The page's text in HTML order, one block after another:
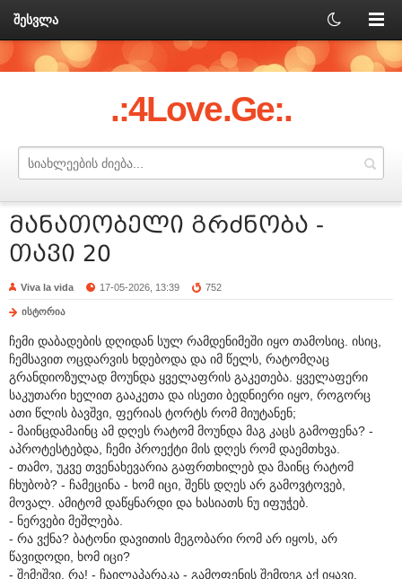
შესვლა
.:4Love.Ge:.
მანათობელი გრძნობა -
თავი 20
Viva la vida 17-05-2026, 13:39 752
ისტორია
ჩემი დაბადების დღიდან სულ რამდენიმეში იყო თამოსიც. ისიც,
ჩემსავით ოცდარვის ხდებოდა და იმ წელს, რატომღაც
გრანდიოზულად მოუნდა ყველაფრის გაკეთება. ყველაფერი
საკუთარი ხელით გააკეთა და ისეთი ბედნიერი იყო, როგორც
ათი წლის ბავშვი, ფერიას ტორტს რომ მიუტანენ;
- მაინცდამაინც ამ დღეს რატომ მოუნდა მაგ კაცს გამოფენა? -
აპროტესტებდა, ჩემი პროექტი მის დღეს რომ დაემთხვა.
- თამო, უკვე თვენახევარია გაფრთხილებ და მაინც რატომ
ჩხუბობ? - ჩამეცინა - ხომ იცი, შენს დღეს არ გამოვტოვებ,
მოვალ. ამიტომ დაწყნარდი და ხასიათს ნუ იფუჭებ.
- ნერვები მეშლება.
- რა ვქნა? ბატონი დავითის მეგობარი რომ არ იყოს, არ
წავიდოდი, ხომ იცი?
- შემეშვი, რა! - ჩაილაპარაკა - გამოფენის შემდეგ აქ იყავი,